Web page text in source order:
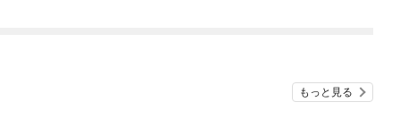
もっと見る